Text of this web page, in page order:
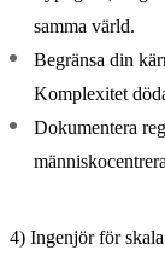
samma värld.
Begränsa din
Komplexitet
Dokumentera
4) Ingenjör för skala